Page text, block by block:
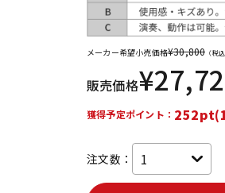
レコーディン
グ機器
メーカー希望小売価格¥30,800 （税
販売価格¥
獲得予定ポイント：
注文数：